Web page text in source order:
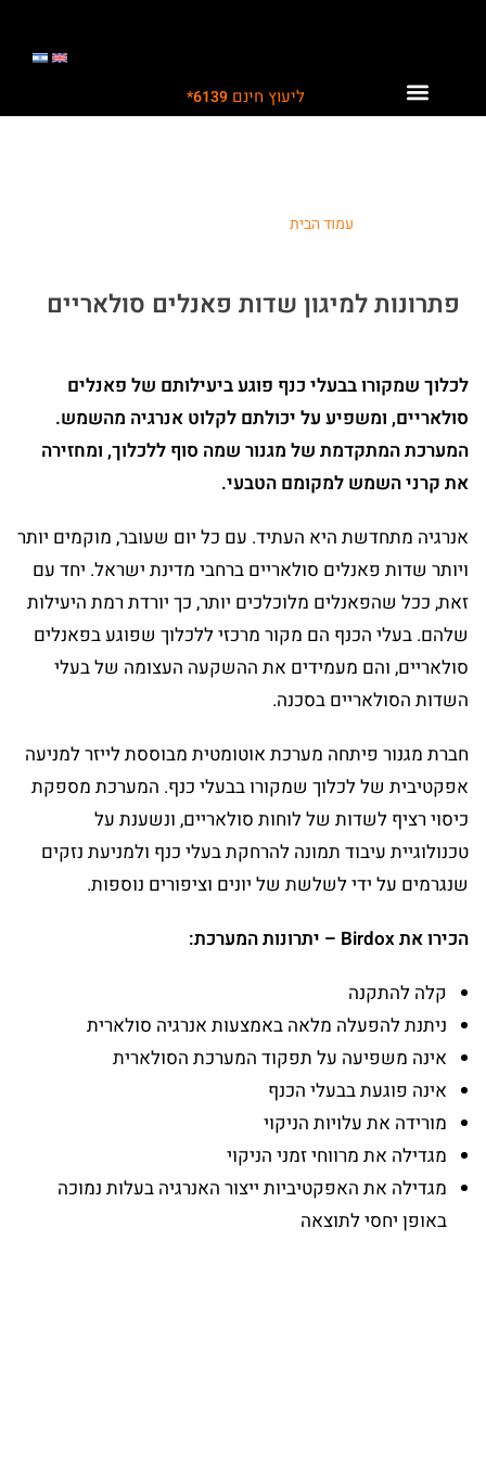
ליעוץ חינם6139*
עמוד הבית
פתרונות למיגון שדות פאנלים סולאריים
לכלוך שמקורו בבעלי כנף פוגע ביעילותם של פאנלים
סולאריים, ומשפיע על יכולתם לקלוט אנרגיה מהשמש.
המערכת המתקדמת של מגנור שמה סוף ללכלוך, ומחזירה
את קרני השמש למקומם הטבעי.
אנרגיה מתחדשת היא העתיד. עם כל יום שעובר, מוקמים יותר
ויותר שדות פאנלים סולאריים ברחבי מדינת ישראל. יחד עם
זאת, ככל שהפאנלים מלוכלכים יותר, כך יורדת רמת היעילות
שלהם. בעלי הכנף הם מקור מרכזי ללכלוך שפוגע בפאנלים
סולאריים, והם מעמידים את ההשקעה העצומה של בעלי
השדות הסולאריים בסכנה.
חברת מגנור פיתחה מערכת אוטומטית מבוססת לייזר למניעה
אפקטיבית של לכלוך שמקורו בבעלי כנף. המערכת מספקת
כיסוי רציף לשדות של לוחות סולאריים, ונשענת על
טכנולוגיית עיבוד תמונה להרחקת בעלי כנף ולמניעת נזקים
שנגרמים על ידי לשלשת של יונים וציפורים נוספות.
הכירו אתBirdox – יתרונות המערכת:
קלה להתקנה
ניתנת להפעלה מלאה באמצעות אנרגיה סולארית
אינה משפיעה על תפקוד המערכת הסולארית
אינה פוגעת בבעלי הכנף
מורידה את עלויות הניקוי
מגדילה את מרווחי זמני הניקוי
מגדילה את האפקטיביות ייצור האנרגיה בעלות נמוכה
באופן יחסי לתוצאה